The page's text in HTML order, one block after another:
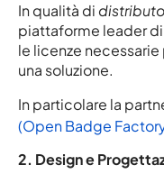
In qualità di
piattaforme leader
le licenze
una soluzione.
In particolare la
(Open Badge
2. Design e